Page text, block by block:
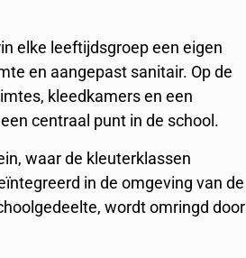
elke leeftijdsgroep een eigen
en aangepast sanitair. Op de
kleedkamers en een
centraal punt in de school.
waar de kleuterklassen
in de omgeving van de
wordt omringd door